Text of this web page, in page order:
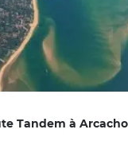
Tandem à